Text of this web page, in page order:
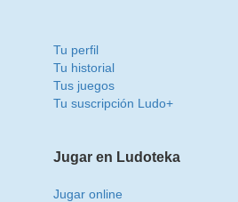
Tu perfil
Tu historial
Tus juegos
Tu suscripción Ludo+
Jugar en Ludoteka
Jugar online